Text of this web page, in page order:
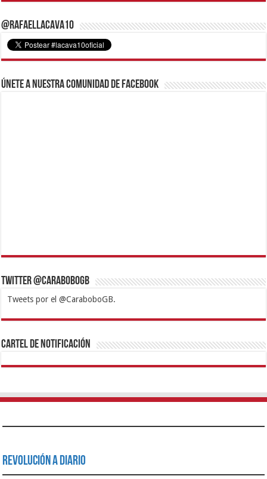
@RafaelLacava10
Únete a nuestra comunidad de Facebook
Twitter @CaraboboGB
Tweets por el @CaraboboGB.
1xbetBetturkeyBetistKralbetSupertotobetTipobetMatadorbetMariobet
https://mvbcasino.com/
Cartel de Notificación
Revolución a Diario